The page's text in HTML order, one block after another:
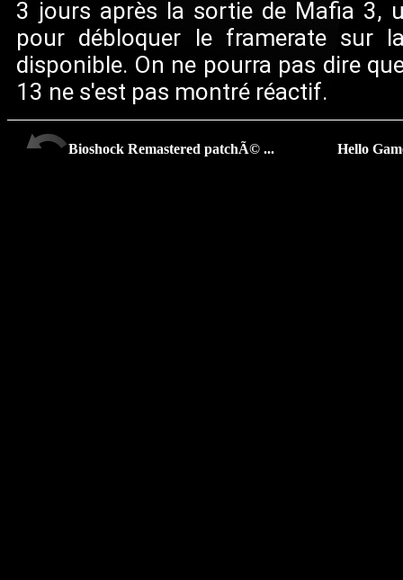
3 jours après la sortie de Mafia 3,
pour débloquer le framerate sur
disponible. On ne pourra pas dire
13 ne s'est pas montré réactif.
Bioshock Remastered patchÃ© ... Hello